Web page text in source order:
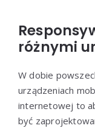
różnymi
W dobie
urządzeniach
internetowej to
być